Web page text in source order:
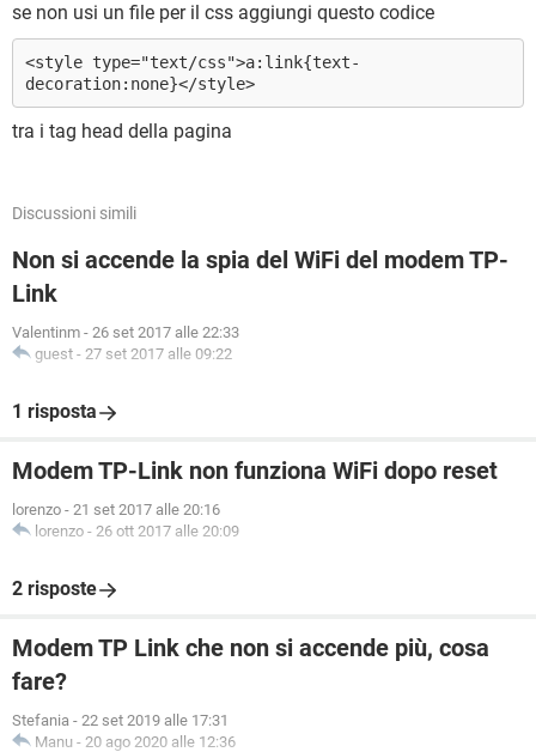
se non usi un file per il css aggiungi questo codice
<style type="text/css">a:link{text-
decoration:none}</style>
tra i tag head della pagina
Discussioni simili
Non si accende la spia del WiFi del modem TP-
Link
Valentinm - 26 set 2017 alle 22:33
guest - 27 set 2017 alle 09:22
1 risposta
Modem TP-Link non funziona WiFi dopo reset
lorenzo - 21 set 2017 alle 20:16
lorenzo - 26 ott 2017 alle 20:09
2 risposte
Modem TP Link che non si accende più, cosa
fare?
Stefania - 22 set 2019 alle 17:31
Manu - 20 ago 2020 alle 12:36